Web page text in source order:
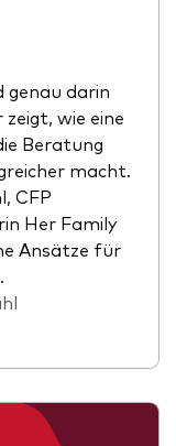
genau darin
wie eine
Beratung
macht.
CFP
Her Family
Ansätze für